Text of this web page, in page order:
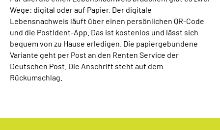
Wege: digital oder auf Papier. Der digitale
Lebensnachweis läuft über einen persönlichen QR-Code
und die PostIdent-App. Das ist kostenlos und lässt sich
bequem von zu Hause erledigen. Die papiergebundene
Variante geht per Post an den Renten Service der
Deutschen Post. Die Anschrift steht auf dem
Rückumschlag.